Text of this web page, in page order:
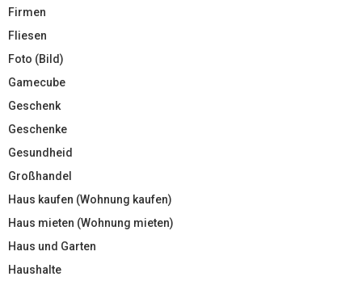
Firmen
Fliesen
Foto (Bild)
Gamecube
Geschenk
Geschenke
Gesundheid
Großhandel
Haus kaufen (Wohnung kaufen)
Haus mieten (Wohnung mieten)
Haus und Garten
Haushalte